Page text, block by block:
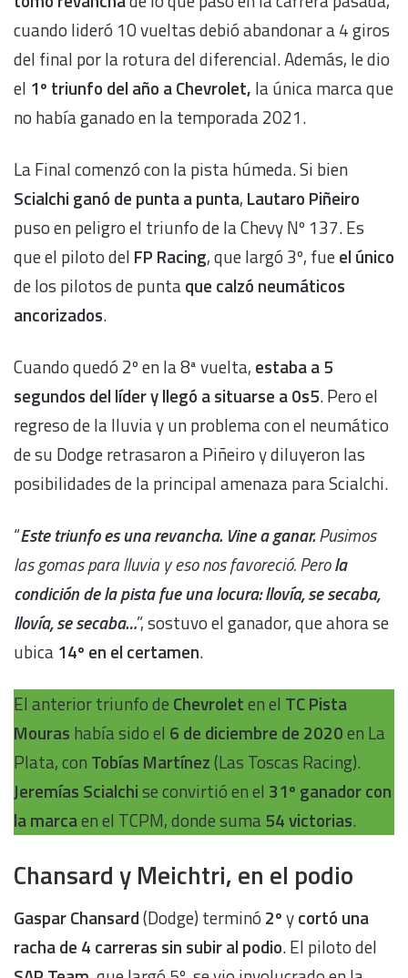
cuando lideró 10 vueltas debió abandonar a 4 giros
del final por la rotura del diferencial. Además, le dio
el 1º triunfo del año a Chevrolet, la única marca que
no había ganado en la temporada 2021.
La Final comenzó con la pista húmeda. Si bien
Scialchi ganó de punta a punta, Lautaro Piñeiro
puso en peligro el triunfo de la Chevy Nº 137. Es
que el piloto del FP Racing, que largó 3º, fueel único
de los pilotos de puntaque calzó neumáticos
ancorizados.
Cuando quedó 2º en la 8ª vuelta, estaba a 5
segundos del líder y llegó a situarse a 0s5. Pero el
regreso de la lluvia y un problema con el neumático
de su Dodge retrasaron a Piñeiro y diluyeron las
posibilidades de la principal amenaza para Scialchi.
“Este triunfo es una revancha. Vine a ganar.Pusimos
las gomas para lluvia y eso nos favoreció. Perola
condición de la pista fue una locura: llovía, se secaba,
llovía, se secaba…”, sostuvo el ganador, que ahora se
ubica 14º en el certamen.
El anterior triunfo de Chevroleten el TC Pista
Mouras había sido el 6 de diciembre de 2020en La
Plata, con Tobías Martínez(Las Toscas Racing).
Jeremías Scialchise convirtió en el 31º ganador con
la marcaen el TCPM, donde suma 54 victorias.
Chansard y Meichtri, en el podio
Gaspar Chansard(Dodge) terminó 2ºycortó una
racha de 4 carreras sin subir al podio. El piloto del